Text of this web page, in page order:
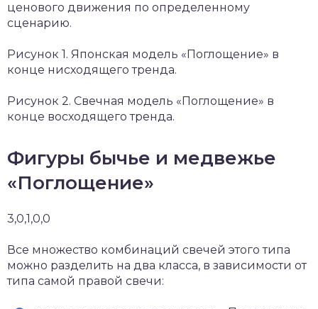
ценового движения по определенному
сценарию.
Рисунок 1. Японская модель «Поглощение» в
конце нисходящего тренда.
Рисунок 2. Свечная модель «Поглощение» в
конце восходящего тренда.
Фигуры бычье и медвежье
«Поглощение»
3,0,1,0,0
Все множество комбинаций свечей этого типа
можно разделить на два класса, в зависимости от
типа самой правой свечи: